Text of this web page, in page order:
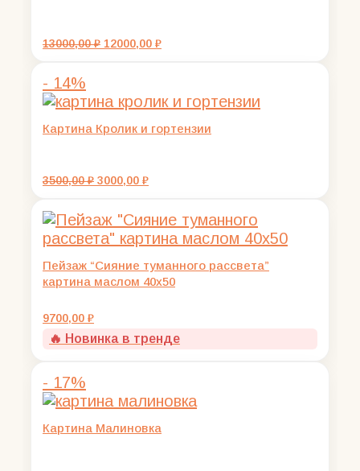
13000,00₽ Первоначальная
12000,00 ₽Текущая
- 14%
Картина Кролик и гортензии
3500,00₽ Первоначальная
3500,00 ₽.
3000,00 ₽Текущая
Пейзаж “Сияние туманного рассвета”
картина маслом 40х50
9700,00 ₽
🔥 Новинка в тренде
- 17%
Картина Малиновка